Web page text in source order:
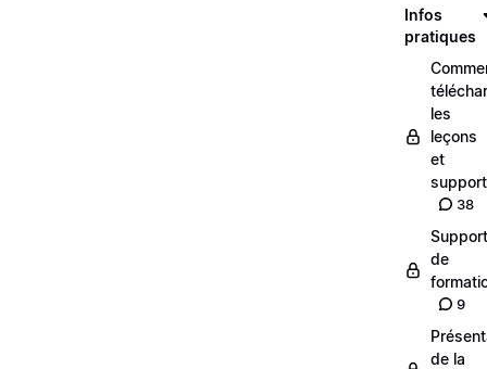
Infos
pratiques
les
leçons
et
38
de
9
de la